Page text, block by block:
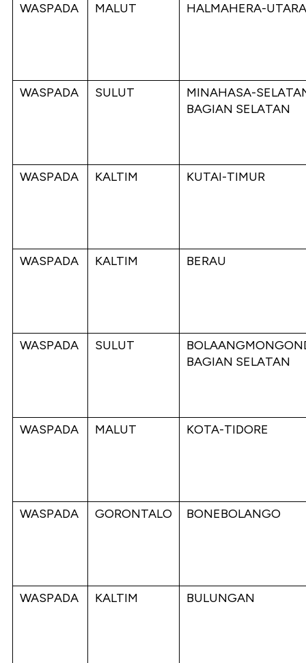
WASPADA MALUT HALMAHERA-UTARA
WASPADA SULUT
MINAHASA-
BAGIAN SELATAN
WASPADA KALTIM KUTAI-TIMUR
WASPADA KALTIM BERAU
WASPADA SULUT
BAGIAN SELATAN
WASPADA MALUT KOTA-TIDORE
WASPADA GORONTALO BONEBOLANGO
WASPADA KALTIM BULUNGAN